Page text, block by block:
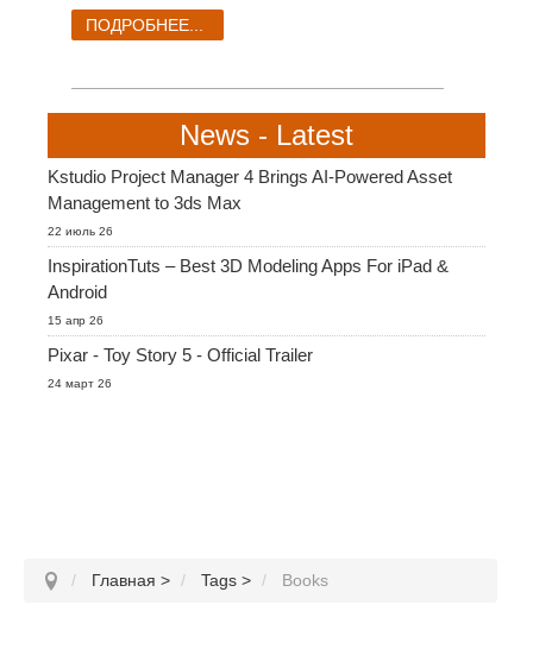
ПОДРОБНЕЕ...
News - Latest
Kstudio Project Manager 4 Brings AI-Powered Asset
Management to 3ds Max
22 июль 26
InspirationTuts – Best 3D Modeling Apps For iPad &
Android
15 апр 26
Pixar - Toy Story 5 - Official Trailer
24 март 26
Главная > Tags > Books